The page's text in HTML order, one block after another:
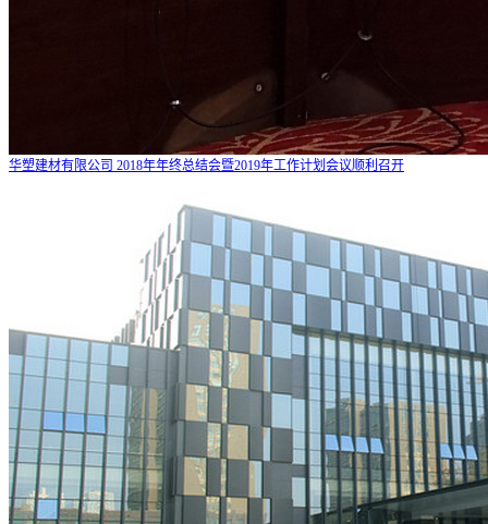
华塑建材有限公司 2018年年终总结会暨2019年工作计划会议顺利召开